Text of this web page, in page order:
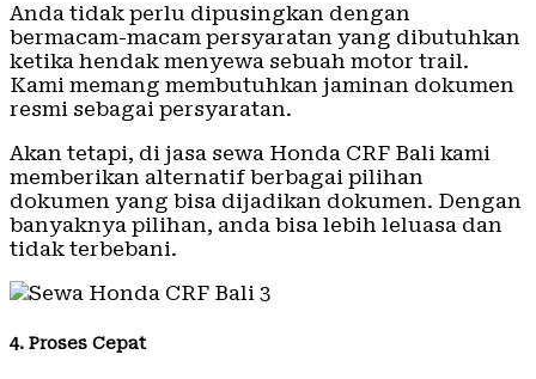
Anda tidak perlu dipusingkan dengan
bermacam-macam persyaratan yang dibutuhkan
ketika hendak menyewa sebuah motor trail.
Kami memang membutuhkan jaminan dokumen
resmi sebagai persyaratan.
Akan tetapi, di jasa sewa Honda CRF Bali kami
memberikan alternatif berbagai pilihan
dokumen yang bisa dijadikan dokumen. Dengan
banyaknya pilihan, anda bisa lebih leluasa dan
tidak terbebani.
4. Proses Cepat